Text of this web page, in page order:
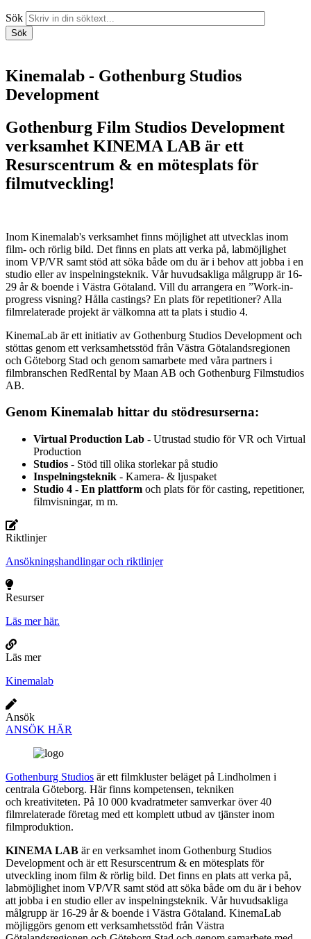
Sök
Sök
Kinemalab - Gothenburg Studios
Development
Gothenburg Film Studios Development
verksamhet KINEMA LAB är ett
Resurscentrum & en mötesplats för
filmutveckling!
Inom Kinemalab's verksamhet finns möjlighet att utvecklas inom
film- och rörlig bild. Det finns en plats att verka på, labmöjlighet
inom VP/VR samt stöd att söka både om du är i behov att jobba i en
studio eller av inspelningsteknik. Vår huvudsakliga målgrupp är 16-
29 år & boende i Västra Götaland. Vill du arrangera en ”Work-in-
progress visning? Hålla castings? En plats för repetitioner? Alla
filmrelaterade projekt är välkomna att ta plats i studio 4.
KinemaLab är ett initiativ av Gothenburg Studios Development och
stöttas genom ett verksamhetsstöd från Västra Götalandsregionen
och Göteborg Stad och genom samarbete med våra partners i
filmbranschen RedRental by Maan AB och Gothenburg Filmstudios
AB.
Genom Kinemalab hittar du stödresurserna:
Virtual Production Lab - Utrustad studio för VR och Virtual
Production
Studios - Stöd till olika storlekar på studio
Inspelningsteknik - Kamera- & ljuspaket
Studio 4 - En plattform och plats för för casting, repetitioner,
filmvisningar, m m.
Riktlinjer
Ansökningshandlingar och riktlinjer
Resurser
Läs mer här.
Läs mer
Kinemalab
Ansök
ANSÖK HÄR
Gothenburg Studios är ett filmkluster beläget på Lindholmen i
centrala Göteborg. Här finns kompetensen, tekniken
och kreativiteten. På 10 000 kvadratmeter samverkar över 40
filmrelaterade företag med ett komplett utbud av tjänster inom
filmproduktion.
KINEMA LAB är en verksamhet inom Gothenburg Studios
Development och är ett Resurscentrum & en mötesplats för
utveckling inom film & rörlig bild. Det finns en plats att verka på,
labmöjlighet inom VP/VR samt stöd att söka både om du är i behov
att jobba i en studio eller av inspelningsteknik. Vår huvudsakliga
målgrupp är 16-29 år & boende i Västra Götaland. KinemaLab
möjliggörs genom ett verksamhetsstöd från Västra